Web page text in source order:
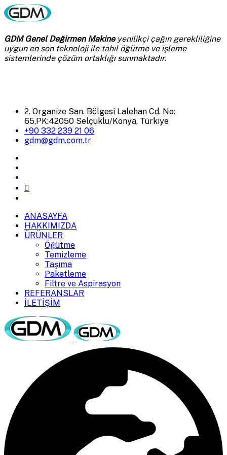
GDM Genel Değirmen Makineyenilikçi çağın gerekliliğine
uygun en son teknoloji ile tahıl öğütme ve işleme
sistemlerinde çözüm ortaklığı sunmaktadır.
2. Organize San. Bölgesi Lalehan Cd. No:
65,PK:42050 Selçuklu/Konya, Türkiye
+90 332 239 21 06
gdm@gdm.com.tr
ANASAYFA
HAKKIMIZDA
ÜRÜNLER
Öğütme
Temizleme
Taşıma
Paketleme
Filtre ve Aspirasyon
REFERANSLAR
İLETİŞİM